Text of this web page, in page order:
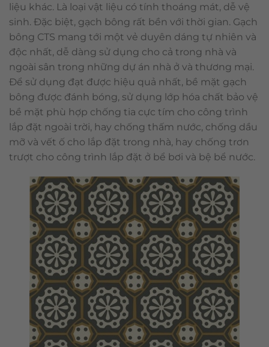
liệu khác. Là loại vật liệu có tính thoáng mát, dễ vệ
sinh. Đặc biệt, gạch bông rất bền với thời gian. Gạch
bông CTS mang tới một vẻ duyên dáng tự nhiên và
độc nhất, dễ dàng sử dụng cho cả trong nhà và
ngoài sân trong những dự án nhà ở và thương mại.
Để sử dụng đạt được hiệu quả nhất, bề mặt gạch
bông được đánh bóng, sử dụng lớp hóa chất bảo vệ
bề mặt phù hợp chống tia cực tím cho công trình
lắp đặt ngoài trời, hay chống thấm nước, chống dầu
mỡ và vết ố cho lắp đặt trong nhà, hay chống trơn
trượt cho công trình lắp đặt ở bể bơi và bệ bể nước.